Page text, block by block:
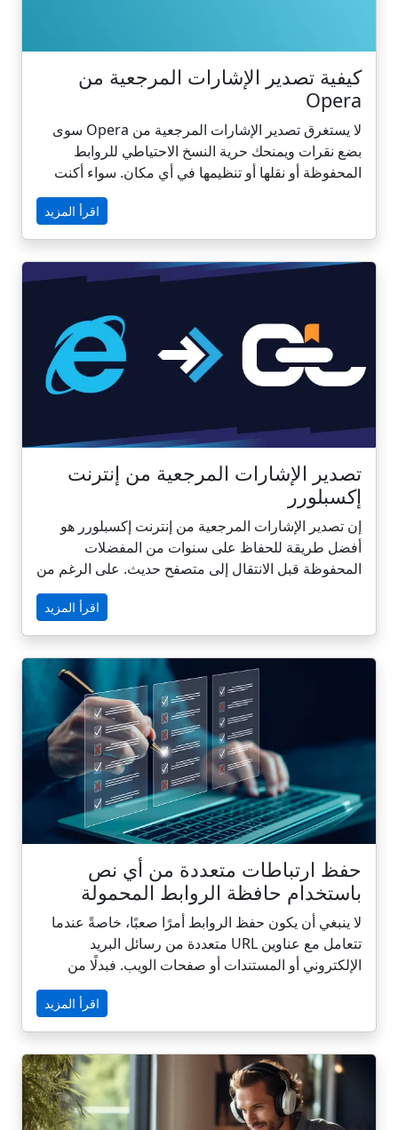
كيفية تصدير الإشارات المرجعية من
Opera
لا يستغرق تصدير الإشارات المرجعية من Opera سوى
بضع نقرات ويمنحك حرية النسخ الاحتياطي للروابط
المحفوظة أو نقلها أو تنظيمها في أي مكان. سواء أكنت
تنتقل إلى جهاز جديد، أو تجرب متصفحًا مختلفًا، أو تبحث
عن طريقة أكثر ذكاءً لإدارة إشاراتك المرجعية، فإن
حفظها كملف HTML يضمن لك أن تكون محمولة دائمًا.
في هذا الدليل، سنوضح لك في هذا الدليل كيفية تصدير
إشاراتك المرجعية في Opera خطوة بخطوة - وكيفية
CarryLinks.
اقرأ المزيد
تصدير الإشارات المرجعية من إنترنت
إكسبلورر
إن تصدير الإشارات المرجعية من إنترنت إكسبلورر هو
أفضل طريقة للحفاظ على سنوات من المفضلات
المحفوظة قبل الانتقال إلى متصفح حديث. على الرغم من
أن مايكروسوفت قد أحالت متصفح إنترنت إكسبلورر إلى
التقاعد، إلا أن العديد من المستخدمين لا يزال لديهم روابط
قيّمة مخزنة فيه - أبحاث ومقالات وموارد تستحق
الاحتفاظ بها. بنقرات قليلة، يمكنك حفظ مفضلة إنترنت
إكسبلورر كملف HTML، مما يسهل نقلها إلى كروم أو
فايرفوكس أو إيدج أو مدير إشارات مرجعية أكثر ذكاءً مثل
اقرأ المزيد
حفظ ارتباطات متعددة من أي نص
باستخدام حافظة الروابط المحمولة
لا ينبغي أن يكون حفظ الروابط أمرًا صعبًا، خاصةً عندما
تتعامل مع عناوين URL متعددة من رسائل البريد
الإلكتروني أو المستندات أو صفحات الويب. فبدلًا من
نسخها ولصقها واحدًا تلو الآخر، تتيح لك أداة الحافظة
CarryLinks استخراج روابط متعددة وحفظها في ثوانٍ.
وسواء كانت صفحة ويب واحدة مليئة بالمراجع أو كتلة
نصية مليئة بعناوين URL مضمنة، فإن CarryLinks تقوم
بتنظيفها وتنظيمها وحفظها في مجلدات يمكنك إدارتها
بطريقتك.
اقرأ المزيد